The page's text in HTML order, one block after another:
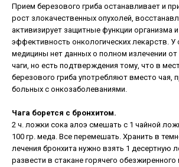
Прием березового гриба останавливает и
рост злокачественных опухолей,
активизирует защитные функции организма
эффективность онкологических лекарств. У
медицины нет данных о полном излечении
чаги, но есть подтверждения тому, что в
березового гриба употребляют вместо чая,
больных с онкозаболеваниями.
Чага борется с бронхитом.
2 ч. ложки сока алоэ смешать с 1 чайной
100 гр. меда. Все перемешать. Хранить в
лечения бронхита нужно взять 1 десертную
развести в стакане горячего